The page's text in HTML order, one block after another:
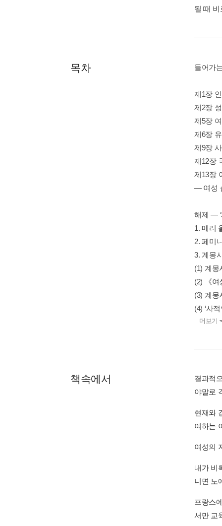
될 때
목차 들어가
제1장
제2장
제5장
제6장
제9장
제12장
제13장
— 여성
해제 — ‘
1. 메리
2. 페미
3. 계몽
(1) 계몽
(2) 《여
(3) 계몽
(4) ‘사
더보기
책속에서
결과적
야말로
현재와
여하는
여성의
내가 비
니면 노
프랑스
서만 교